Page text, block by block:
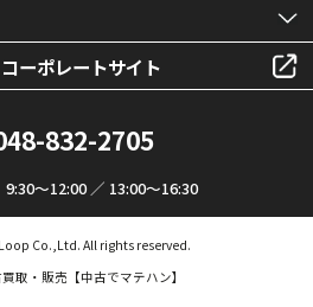
ーポレートサイト
832-2705
～12:00 ／ 13:00～16:30
Co.,Ltd. All rights reserved.
取・販売【中古でマテハン】